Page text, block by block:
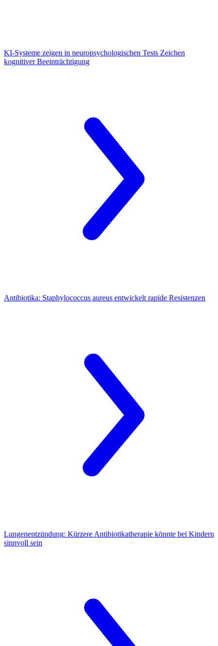
KI-Systeme zeigen in neuropsychologischen Tests Zeichen
kognitiver Beeinträchtigung
Antibiotika: Staphylococcus aureus entwickelt rapide Resistenzen
Lungenentzündung: Kürzere Antibiotikatherapie könnte bei Kindern
sinnvoll sein